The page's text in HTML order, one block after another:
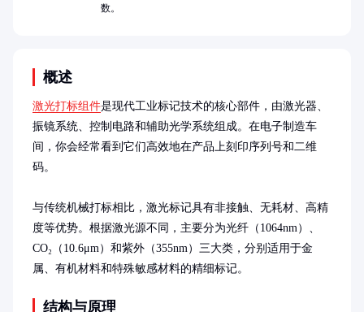
概述
激光打标组件是现代工业标记技术的核心部件，由激光器、
振镜系统、控制电路和辅助光学系统组成。在电子制造车
间，你会经常看到它们高效地在产品上刻印序列号和二维
码。
与传统机械打标相比，激光标记具有非接触、无耗材、高精
度等优势。根据激光源不同，主要分为光纤（1064nm）、
CO₂（10.6μm）和紫外（355nm）三大类，分别适用于金
属、有机材料和特殊敏感材料的精细标记。
结构与原理
数。